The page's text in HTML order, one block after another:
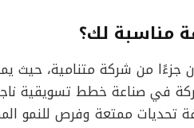
مناسبة لك؟
جزءًا من شركة متنامية، حيث
في صناعة خطط تسويقية
تحديات ممتعة وفرص للنمو